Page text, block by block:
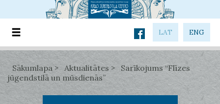
LAT ENG
Sākumlapa Aktualitātes
Sarīkojums “Flīzes
jūgendstilā un mūsdienās”